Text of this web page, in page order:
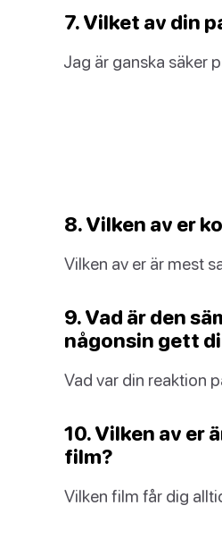
7. Vilket av din
Jag är ganska säker
8. Vilken av er
Vilken av er är mest
9. Vad är den
någonsin gett
Vad var din reaktion
10. Vilken av er
film?
Vilken film får dig